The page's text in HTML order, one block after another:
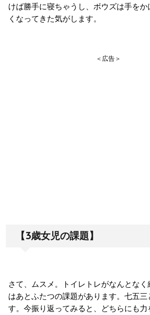
けば勝手に寝ちゃうし、ボウズは手をか
くなってきた気がします。
＜広告＞
【3歳女児の課題】
さて、ムスメ。トイレトレがなんとな
はあとふたつの課題があります。七五
す。今振り返ってみると、どちらにも